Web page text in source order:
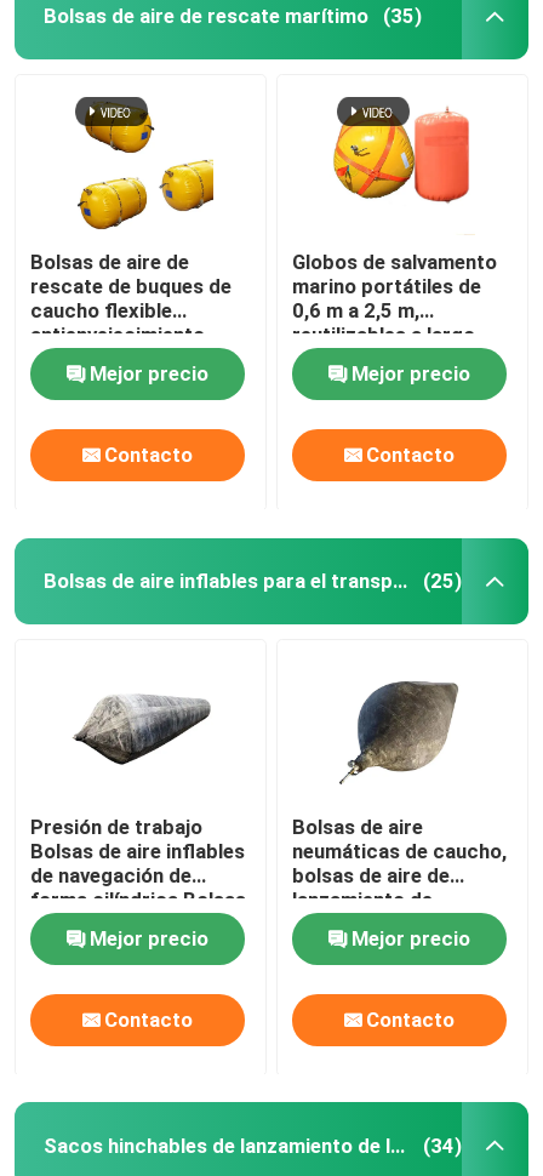
Bolsas de aire de rescate marítimo (35)
Bolsas de aire de
rescate de buques de
caucho flexible
antienvejecimiento
resistente a la
corrosiónMejor precio
Contacto
Globos de salvamento
marino portátiles de
0,6 m a 2,5 m,
reutilizables a largo
plazo y sin costuras
Mejor precio
Contacto
Bolsas de aire inflables para el transporte marítimo (25)
Presión de trabajo
Bolsas de aire inflables
de navegación de
forma cilíndrica Bolsas
de aire de rescate
Mejor precio
Contacto
Bolsas de aire
neumáticas de caucho,
bolsas de aire de
lanzamiento de
embarcaciones
cilíndricas negras
Mejor precio
Contacto
Sacos hinchables de lanzamiento de la nave (34)